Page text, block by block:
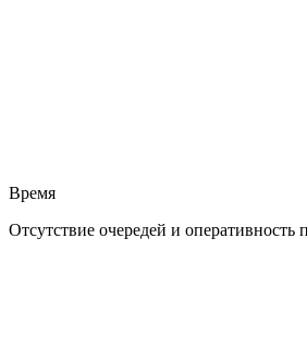
Время
Отсутствие очередей и оперативность